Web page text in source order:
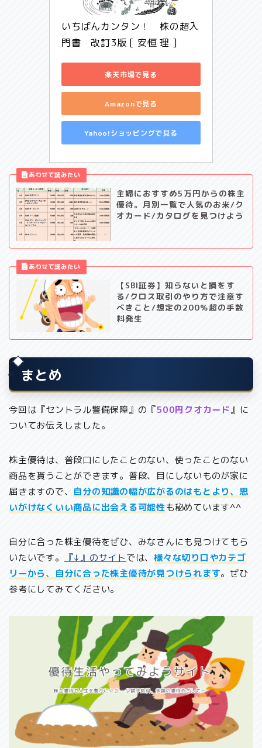
いちばんカンタン！　株の超入
門書　改訂3版 [ 安恒 理 ]
楽天市場で見る
Amazonで見る
Yahoo!ショッピングで見る
主婦におすすめ5万円からの株主
優待。月別一覧で人気のお米/ク
オカード/カタログを見つけよう
【SBI証券】知らないと損をす
る/クロス取引のやり方で注意す
べきこと/想定の200％超の手数
料発生
まとめ
今回は『セントラル警備保障』の『500円クオカード』に
ついてお伝えしました。
株主優待は、普段口にしたことのない、使ったことのない
商品を貰うことができます。普段、目にしないものが家に
届きますので、 自分の知識の幅が広がるのはもとより、思
いがけなくいい商品に出会える可能性も秘めています^^
自分に合った株主優待をぜひ、みなさんにも見つけてもら
いたいです。
『↓』のサイトでは、様々な切り口やカテゴ
リーから、自分に合った株主優待が見つけられます。ぜひ
参考にしてみてください。